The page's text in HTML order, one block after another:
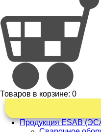
Товаров в корзине: 0
Продукция ESAB